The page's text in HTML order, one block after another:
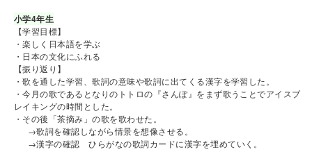
小学4年生
【学習目標】
・楽しく日本語を学ぶ
・日本の文化にふれる
【振り返り】
・歌を通した学習、歌詞の意味や歌詞に出てくる漢字を学習した。
・今月の歌であるとなりのトトロの『さんぽ』をまず歌うことでアイスブ
レイキングの時間とした。
・その後「茶摘み」の歌を歌わせた。
→歌詞を確認しながら情景を想像させる。
→漢字の確認 ひらがなの歌詞カードに漢字を埋めていく。